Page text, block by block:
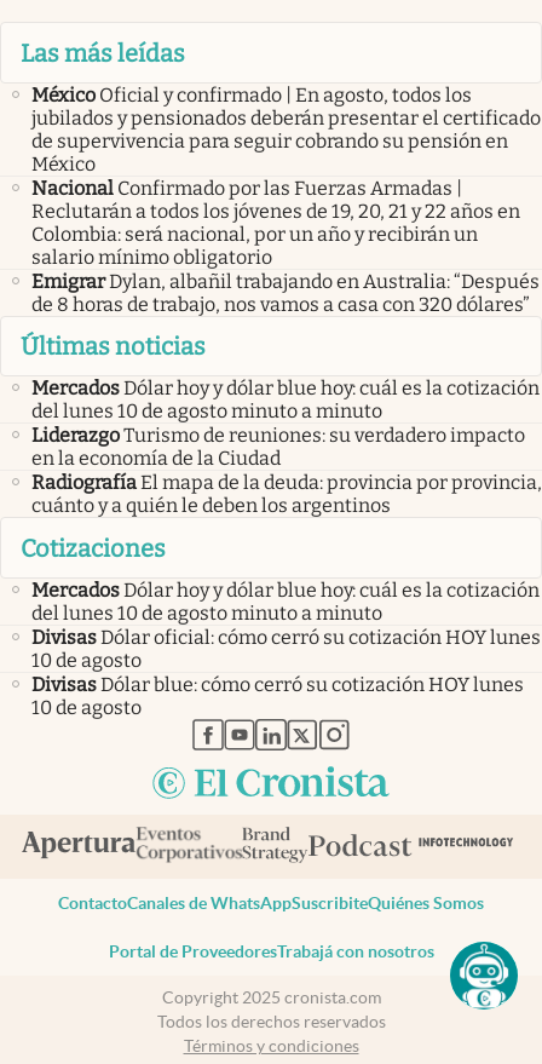
Las más leídas
México Oficial y confirmado | En agosto, todos los
jubilados y pensionados deberán presentar el certificado
de supervivencia para seguir cobrando su pensión en
México
Nacional Confirmado por las Fuerzas Armadas |
Reclutarán a todos los jóvenes de 19, 20, 21 y 22 años en
Colombia: será nacional, por un año y recibirán un
salario mínimo obligatorio
EmigrarDylan, albañil trabajando en Australia: “Después
de 8 horas de trabajo, nos vamos a casa con 320 dólares”
Últimas noticias
MercadosDólar hoy y dólar blue hoy: cuál es la cotización
del lunes 10 de agosto minuto a minuto
LiderazgoTurismo de reuniones: su verdadero impacto
en la economía de la Ciudad
RadiografíaEl mapa de la deuda: provincia por provincia,
cuánto y a quién le deben los argentinos
Cotizaciones
MercadosDólar hoy y dólar blue hoy: cuál es la cotización
del lunes 10 de agosto minuto a minuto
DivisasDólar oficial: cómo cerró su cotización HOY lunes
10 de agosto
DivisasDólar blue: cómo cerró su cotización HOY lunes
10 de agosto
abre en nueva pestaña
abre en nueva pestaña
abre en nueva pestaña
abre en nueva pestaña
abre en nueva pestaña
ContactoCanales de WhatsAppSuscribiteQuiénes Somos
Portal de ProveedoresTrabajá con nosotros
Copyright 2025 cronista.com
Todos los derechos reservados
Términos y condiciones